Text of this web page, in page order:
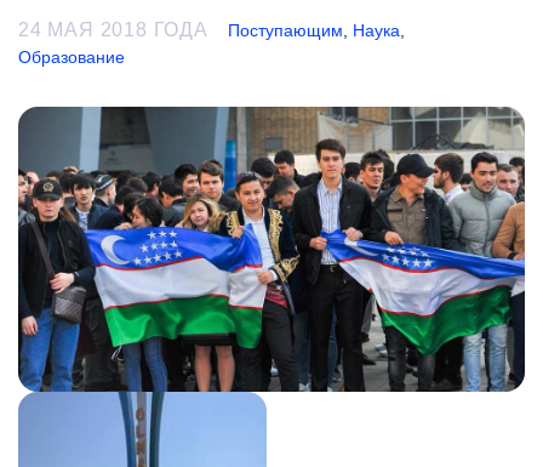
24 МАЯ 2018 ГОДА Поступающим Наука
Образование